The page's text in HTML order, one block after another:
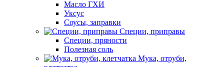
Масло ГХИ
Уксус
Соусы, заправки
Специи, приправы
Специи, пряности
Полезная соль
Мука, отруби,